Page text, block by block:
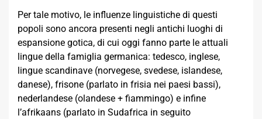
Per tale motivo, le influenze linguistiche di questi
popoli sono ancora presenti negli antichi luoghi di
espansione gotica, di cui oggi fanno parte le attuali
lingue della famiglia germanica: tedesco, inglese,
lingue scandinave (norvegese, svedese, islandese,
danese), frisone (parlato in frisia nei paesi bassi),
nederlandese (olandese + fiammingo) e infine
l’afrikaans (parlato in Sudafrica in seguito